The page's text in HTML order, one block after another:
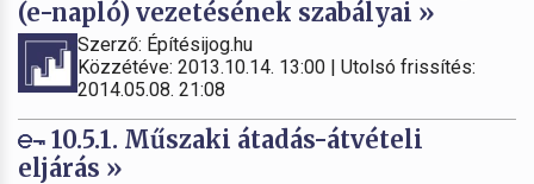
(e-napló) vezetésének szabályai »
Szerző: Építésijog.hu
Közzétéve: 2013.10.14. 13:00 | Utolsó frissítés:
2014.05.08. 21:08
10.5.1. Műszaki átadás-átvételi
eljárás »